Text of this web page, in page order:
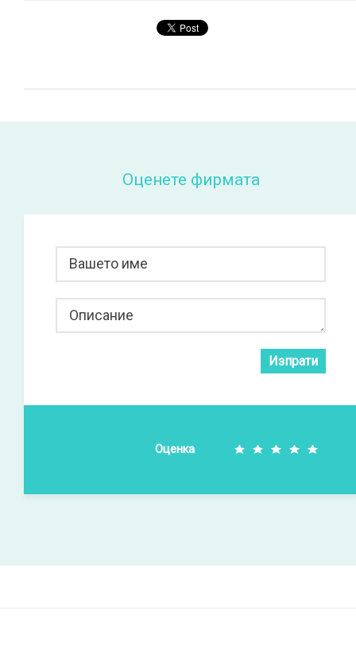
Оценете фирмата
Вашето име
Описание
Изпрати
Оценка